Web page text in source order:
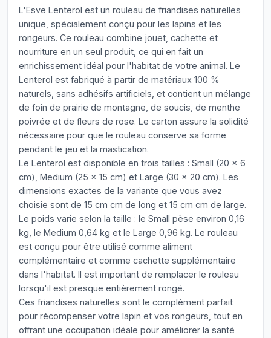
L'Esve Lenterol est un rouleau de friandises naturelles
unique, spécialement conçu pour les lapins et les
rongeurs. Ce rouleau combine jouet, cachette et
nourriture en un seul produit, ce qui en fait un
enrichissement idéal pour l'habitat de votre animal. Le
Lenterol est fabriqué à partir de matériaux 100 %
naturels, sans adhésifs artificiels, et contient un mélange
de foin de prairie de montagne, de soucis, de menthe
poivrée et de fleurs de rose. Le carton assure la solidité
nécessaire pour que le rouleau conserve sa forme
pendant le jeu et la mastication.
Le Lenterol est disponible en trois tailles : Small (20 x 6
cm), Medium (25 x 15 cm) et Large (30 x 20 cm). Les
dimensions exactes de la variante que vous avez
choisie sont de 15 cm cm de long et 15 cm cm de large.
Le poids varie selon la taille : le Small pèse environ 0,16
kg, le Medium 0,64 kg et le Large 0,96 kg. Le rouleau
est conçu pour être utilisé comme aliment
complémentaire et comme cachette supplémentaire
dans l'habitat. Il est important de remplacer le rouleau
lorsqu'il est presque entièrement rongé.
Ces friandises naturelles sont le complément parfait
pour récompenser votre lapin et vos rongeurs, tout en
offrant une occupation idéale pour améliorer la santé